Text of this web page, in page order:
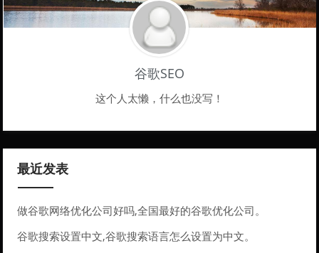
谷歌SEO
这个人太懒，什么也没写！
最近发表
做谷歌网络优化公司好吗,全国最好的谷歌优化公司。
谷歌搜索设置中文,谷歌搜索语言怎么设置为中文。